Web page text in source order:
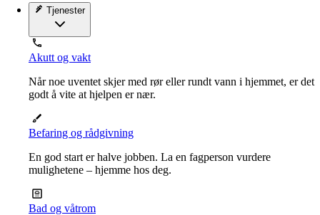
Tjenester
Akutt og vakt
Når noe uventet skjer med rør eller rundt vann i hjemmet, er det
godt å vite at hjelpen er nær.
Befaring og rådgivning
En god start er halve jobben. La en fagperson vurdere
mulighetene – hjemme hos deg.
Bad og våtrom